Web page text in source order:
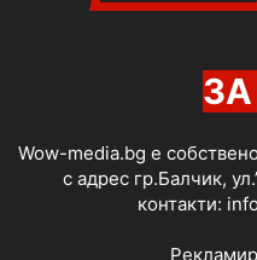
Wow-media.bg е
с адрес гр.Балчик,
контакти: